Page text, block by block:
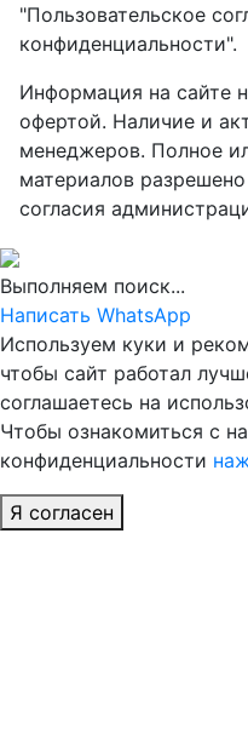
"Пользовательское
конфиденциальности".
Информация на сайте
офертой. Наличие и
менеджеров. Полное
материалов
согласия
Выполняем поиск...
Написать WhatsApp
Используем куки и
чтобы сайт работал
соглашаетесь на
Чтобы ознакомиться с
конфиденциальности
Я согласен